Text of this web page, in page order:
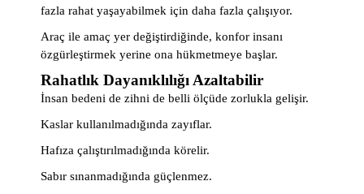
fazla rahat yaşayabilmek için daha fazla çalışıyor.
Araç ile amaç yer değiştirdiğinde, konfor insanı
özgürleştirmek yerine ona hükmetmeye başlar.
Rahatlık Dayanıklılığı Azaltabilir
İnsan bedeni de zihni de belli ölçüde zorlukla gelişir.
Kaslar kullanılmadığında zayıflar.
Hafıza çalıştırılmadığında körelir.
Sabır sınanmadığında güçlenmez.